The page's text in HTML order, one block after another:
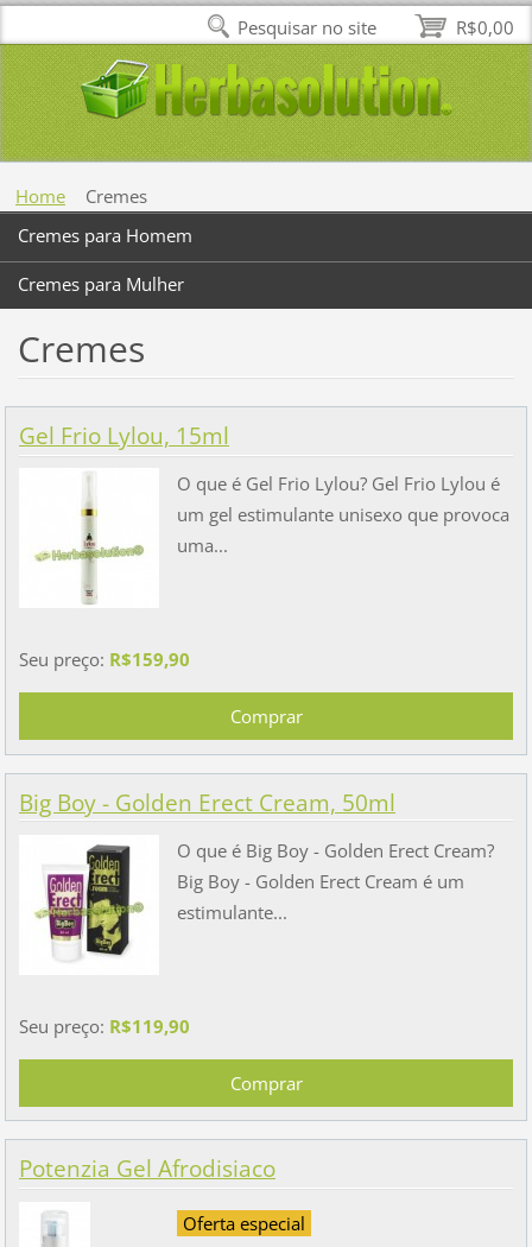
Home
Cremes
Cremes para Homem
Cremes para Mulher
Cremes
Gel Frio Lylou, 15ml
O que é Gel Frio Lylou? Gel Frio Lylou é
um gel estimulante unisexo que provoca
uma...
Seu preço: R$159,90
Big Boy - Golden Erect Cream, 50ml
O que é Big Boy - Golden Erect Cream?
Big Boy - Golden Erect Cream é um
estimulante...
Seu preço: R$119,90
Potenzia Gel Afrodisiaco
Oferta especial
R$0,00
Pesquisar no site